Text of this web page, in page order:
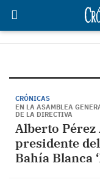
CRÓNICAS
EN LA ASAMBLEA
DE LA DIRECTIVA
Alberto Pérez
presidente
Bahía Blanca